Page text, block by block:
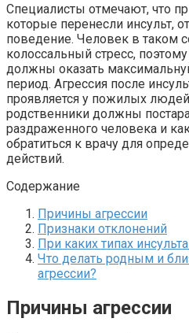
Специалисты отмечают, что
которые перенесли инсульт,
поведение. Человек в таком
колоссальный стресс,
должны оказать
период. Агрессия после
проявляется у пожилых
родственники должны
раздраженного человека и
обратиться к врачу для
действий.
Содержание
Причины агрессии
Признаки отклонений
При каких типах
Что делать родным и
агрессии?
Причины агрессии